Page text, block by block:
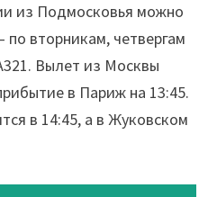
из Подмосковья можно
вторникам, четвергам
Вылет из Москвы
в Париж на 13:45.
в 14:45, а в Жуковском